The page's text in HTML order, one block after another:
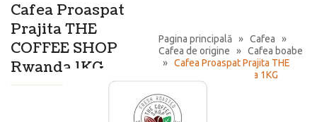
Pagina principală » Cafea
»
Cafea de origine
» Cafea boabe
» Cafea Proaspat Prajita THE
COFFEE SHOP Rwanda 1KG
Cafea Proaspat
Prajita THE
COFFEE SHOP
Rwanda 1KG